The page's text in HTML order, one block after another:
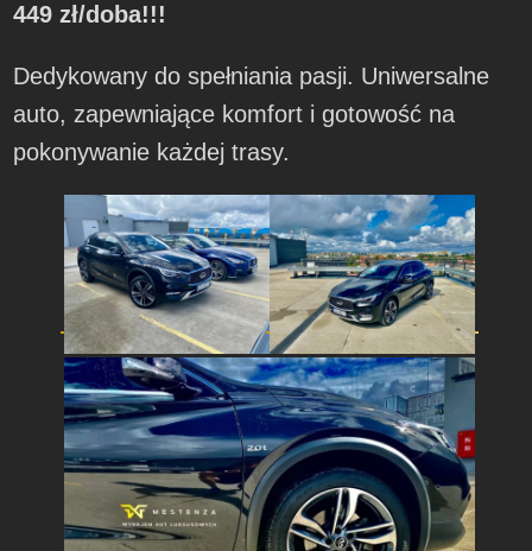
449 zł/doba!!!
Dedykowany do spełniania pasji. Uniwersalne
auto, zapewniające komfort i gotowość na
pokonywanie każdej trasy.